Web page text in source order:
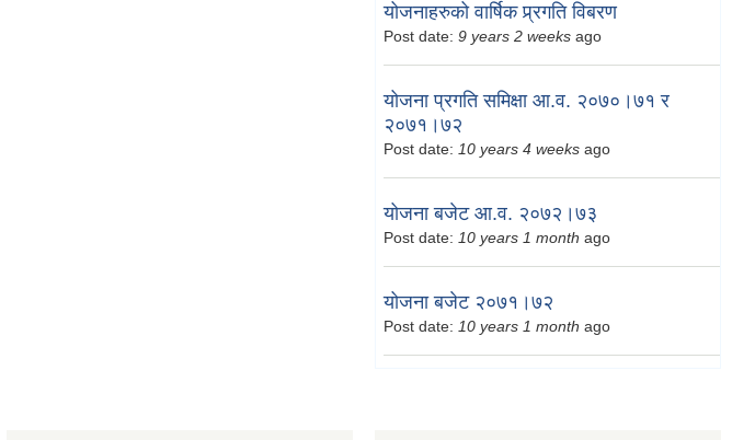
योजनाहरुको वार्षिक प्र्रगति विबरण
Post date: 9 years 2 weeks ago
योजना प्रगति समिक्षा आ.व. २०७०।७१ र
२०७१।७२
Post date: 10 years 4 weeks ago
योजना बजेट आ.व. २०७२।७३
Post date: 10 years 1 month ago
योजना बजेट २०७१।७२
Post date: 10 years 1 month ago